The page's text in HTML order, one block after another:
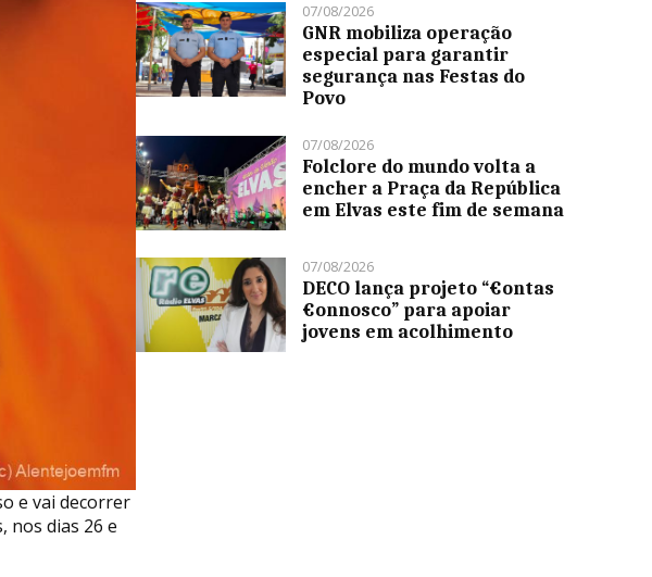
e vai decorrer
nos dias 26 e
07/08/2026
GNR mobiliza operação
especial para garantir
segurança nas Festas do
Povo
07/08/2026
Folclore do mundo volta a
encher a Praça da República
em Elvas este fim de semana
07/08/2026
DECO lança projeto “€ontas
€onnosco” para apoiar
jovens em acolhimento